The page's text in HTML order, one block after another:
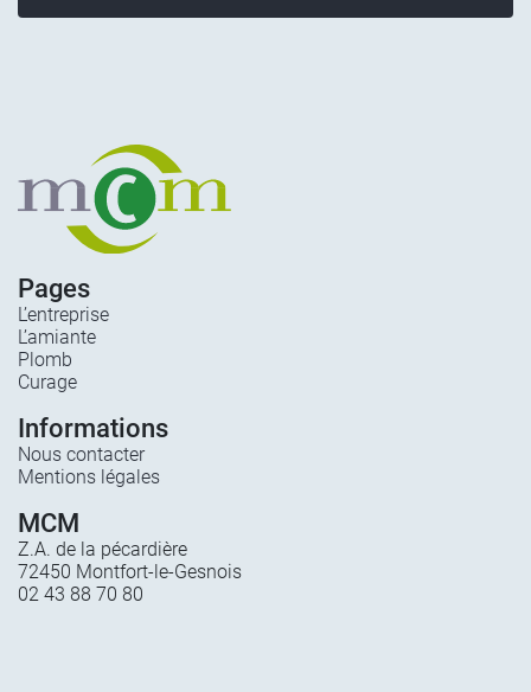
Pages
L’entreprise
L’amiante
Plomb
Curage
Informations
Nous contacter
Mentions légales
MCM
Z.A. de la pécardière
72450 Montfort-le-Gesnois
02 43 88 70 80